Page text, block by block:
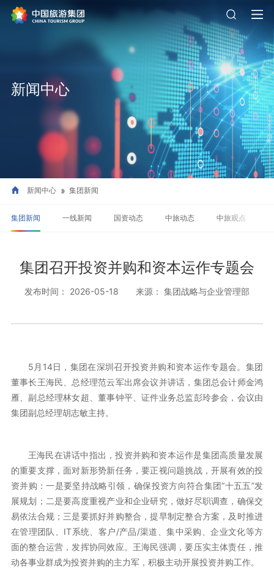
新闻中心
新闻中心 集团新闻
集团新闻 一线新闻 国资动态 中旅动态 中旅观点
集团召开投资并购和资本运作专题会
发布时间： 2026-05-18 来源： 集团战略与企业管理部
5月14日，集团在深圳召开投资并购和资本运作专题会。集团
董事长王海民、总经理范云军出席会议并讲话，集团总会计师金鸿
雁、副总经理林女超、董事钟平、证件业务总监彭玲参会，会议由
集团副总经理胡志敏主持。
王海民在讲话中指出，投资并购和资本运作是集团高质量发展
的重要支撑，面对新形势新任务，要正视问题挑战，开展有效的投
资并购：一是要坚持战略引领，确保投资方向符合集团“十五五”发
展规划；二是要高度重视产业和企业研究，做好尽职调查，确保交
易依法合规；三是要抓好并购整合，提早制定整合方案，及时推进
在管理团队、IT系统、客户/产品/渠道、集中采购、企业文化等方
面的整合运营，发挥协同效应。王海民强调，要压实主体责任，推
动各事业群成为投资并购的主力军，积极主动开展投资并购工作。